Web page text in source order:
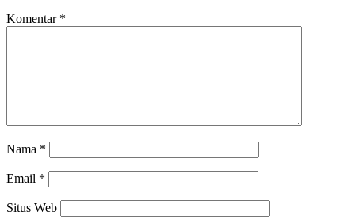
Komentar *
Nama *
Email *
Situs Web